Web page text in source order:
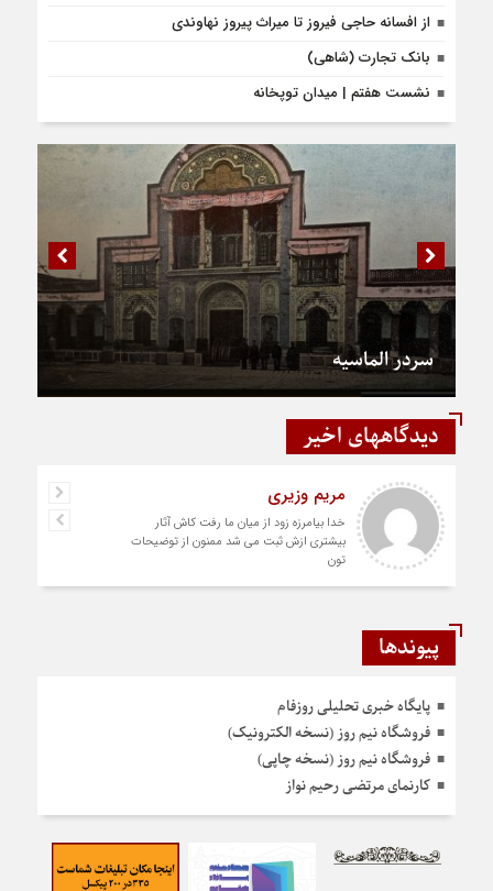
از افسانه حاجی فیروز تا میراث پیروز نهاوندی
بانک تجارت (شاهی)
نشست هفتم | میدان توپخانه
سردر الماسیه
دیدگاههای اخیر
مریم وزیری
خدا بیامرزه زود از میان ما رفت کاش آثار
بیشتری ازش ثبت می شد ممنون از توضیحات
تون
پیوندها
پایگاه خبری تحلیلی روزفام
فروشگاه نیم روز (نسخه الکترونیک)
فروشگاه نیم روز (نسخه چاپی)
کارنمای مرتضی رحیم نواز